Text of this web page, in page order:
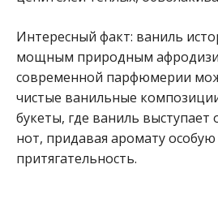
Интересный факт: ваниль
мощным природным
современной парфюмерии
чистые ванильные
букеты, где ваниль
нот, придавая аромату особую
притягательность.